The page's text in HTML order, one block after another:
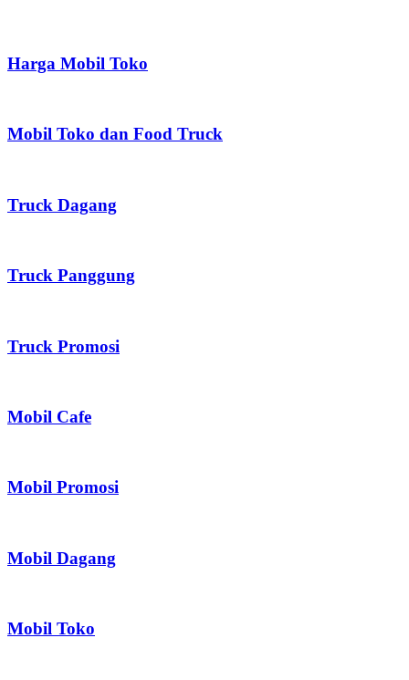
Harga Mobil Toko
Mobil Toko dan Food Truck
Truck Dagang
Truck Panggung
Truck Promosi
Mobil Cafe
Mobil Promosi
Mobil Dagang
Mobil Toko